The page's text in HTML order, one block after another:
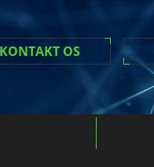
KONTAKT OS